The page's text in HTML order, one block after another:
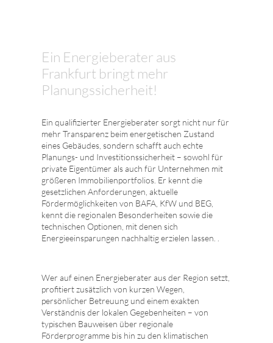
Ein Energieberater aus
Frankfurt bringt mehr
Planungssicherheit!
Ein qualifizierter Energieberater sorgt nicht nur für
mehr Transparenz beim energetischen Zustand
eines Gebäudes, sondern schafft auch echte
Planungs- und Investitionssicherheit – sowohl für
private Eigentümer als auch für Unternehmen mit
größeren Immobilienportfolios. Er kennt die
gesetzlichen Anforderungen, aktuelle
Fördermöglichkeiten von BAFA, KfW und BEG,
kennt die regionalen Besonderheiten sowie die
technischen Optionen, mit denen sich
Energieeinsparungen nachhaltig erzielen lassen. .
Wer auf einen Energieberater aus der Region setzt,
profitiert zusätzlich von kurzen Wegen,
persönlicher Betreuung und einem exakten
Verständnis der lokalen Gegebenheiten – von
typischen Bauweisen über regionale
Förderprogramme bis hin zu den klimatischen